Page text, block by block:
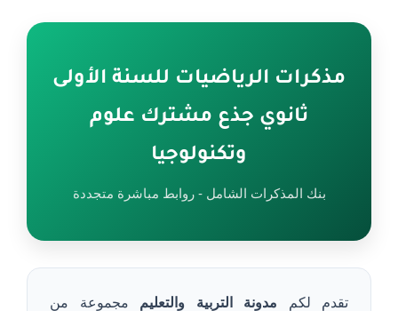
مذكرات الرياضيات للسنة الأولى
ثانوي جذع مشترك علوم
وتكنولوجيا
بنك المذكرات الشامل - روابط مباشرة متجددة
تقدم لكم مدونة التربية والتعليم مجموعة من